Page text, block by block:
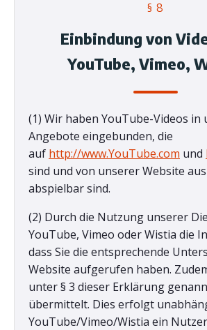
§ 8
Einbindung von
YouTube, Vimeo,
(1) Wir haben YouTube-Videos in
Angebote eingebunden, die
auf http://www.YouTube.com und
sind und von unserer Website
abspielbar sind.
(2) Durch die Nutzung unserer
YouTube, Vimeo oder Wistia die
dass Sie die entsprechende
Website aufgerufen haben.
unter § 3 dieser Erklärung
übermittelt. Dies erfolgt
YouTube/Vimeo/Wistia ein